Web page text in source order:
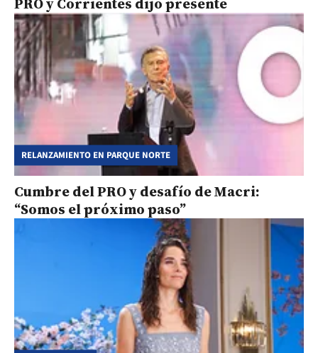
RELANZAMIENTO EN PARQUE NORTE
Cumbre del PRO y desafío de Macri:
“Somos el próximo paso”